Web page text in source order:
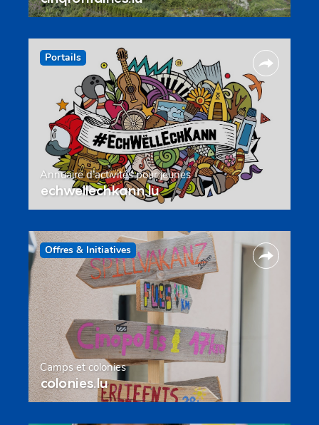
Portails
Annuaire d’activités pour jeunes
echwellechkann.lu
Offres & Initiatives
Camps et colonies
colonies.lu